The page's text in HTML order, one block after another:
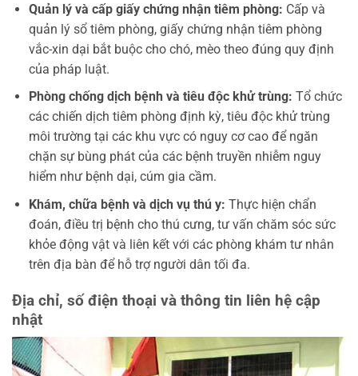
Quản lý và cấp giấy chứng nhận tiêm phòng: Cấp và
quản lý sổ tiêm phòng, giấy chứng nhận tiêm phòng
vắc-xin dại bắt buộc cho chó, mèo theo đúng quy định
của pháp luật.
Phòng chống dịch bệnh và tiêu độc khử trùng: Tổ chức
các chiến dịch tiêm phòng định kỳ, tiêu độc khử trùng
môi trường tại các khu vực có nguy cơ cao để ngăn
chặn sự bùng phát của các bệnh truyền nhiễm nguy
hiểm như bệnh dại, cúm gia cầm.
Khám, chữa bệnh và dịch vụ thú y: Thực hiện chẩn
đoán, điều trị bệnh cho thú cưng, tư vấn chăm sóc sức
khỏe động vật và liên kết với các phòng khám tư nhân
trên địa bàn để hỗ trợ người dân tối đa.
Địa chỉ, số điện thoại và thông tin liên hệ cập
nhật